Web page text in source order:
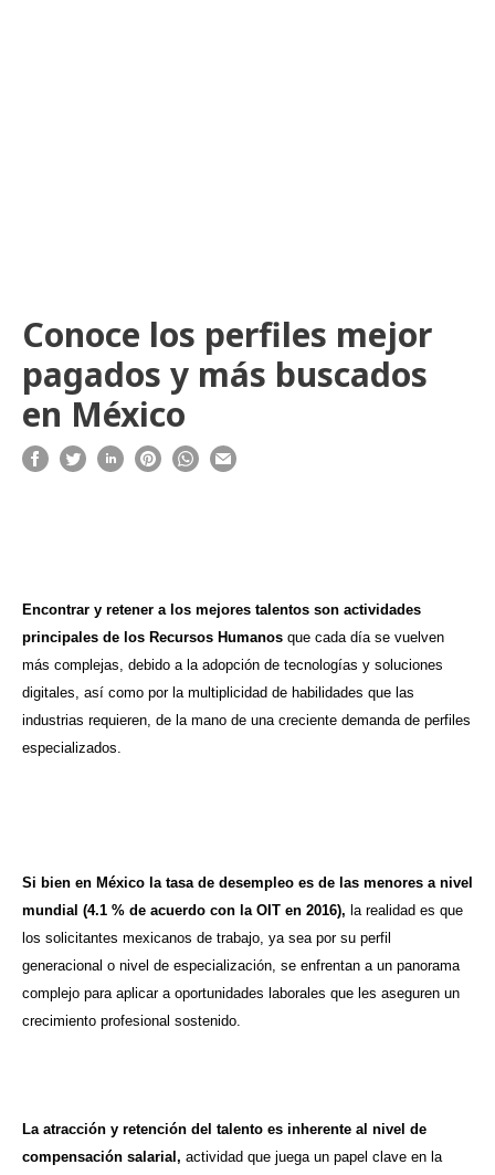
Conoce los perfiles mejor
pagados y más buscados
en México
Encontrar y retener a los mejores talentos son actividades
principales de los Recursos Humanos que cada día se vuelven
más complejas, debido a la adopción de tecnologías y soluciones
digitales, así como por la multiplicidad de habilidades que las
industrias requieren, de la mano de una creciente demanda de perfiles
especializados.
Si bien en México la tasa de desempleo es de las menores a nivel
mundial (4.1 % de acuerdo con la OIT en 2016), la realidad es que
los solicitantes mexicanos de trabajo, ya sea por su perfil
generacional o nivel de especialización, se enfrentan a un panorama
complejo para aplicar a oportunidades laborales que les aseguren un
crecimiento profesional sostenido.
La atracción y retención del talento es inherente al nivel de
compensación salarial, actividad que juega un papel clave en la